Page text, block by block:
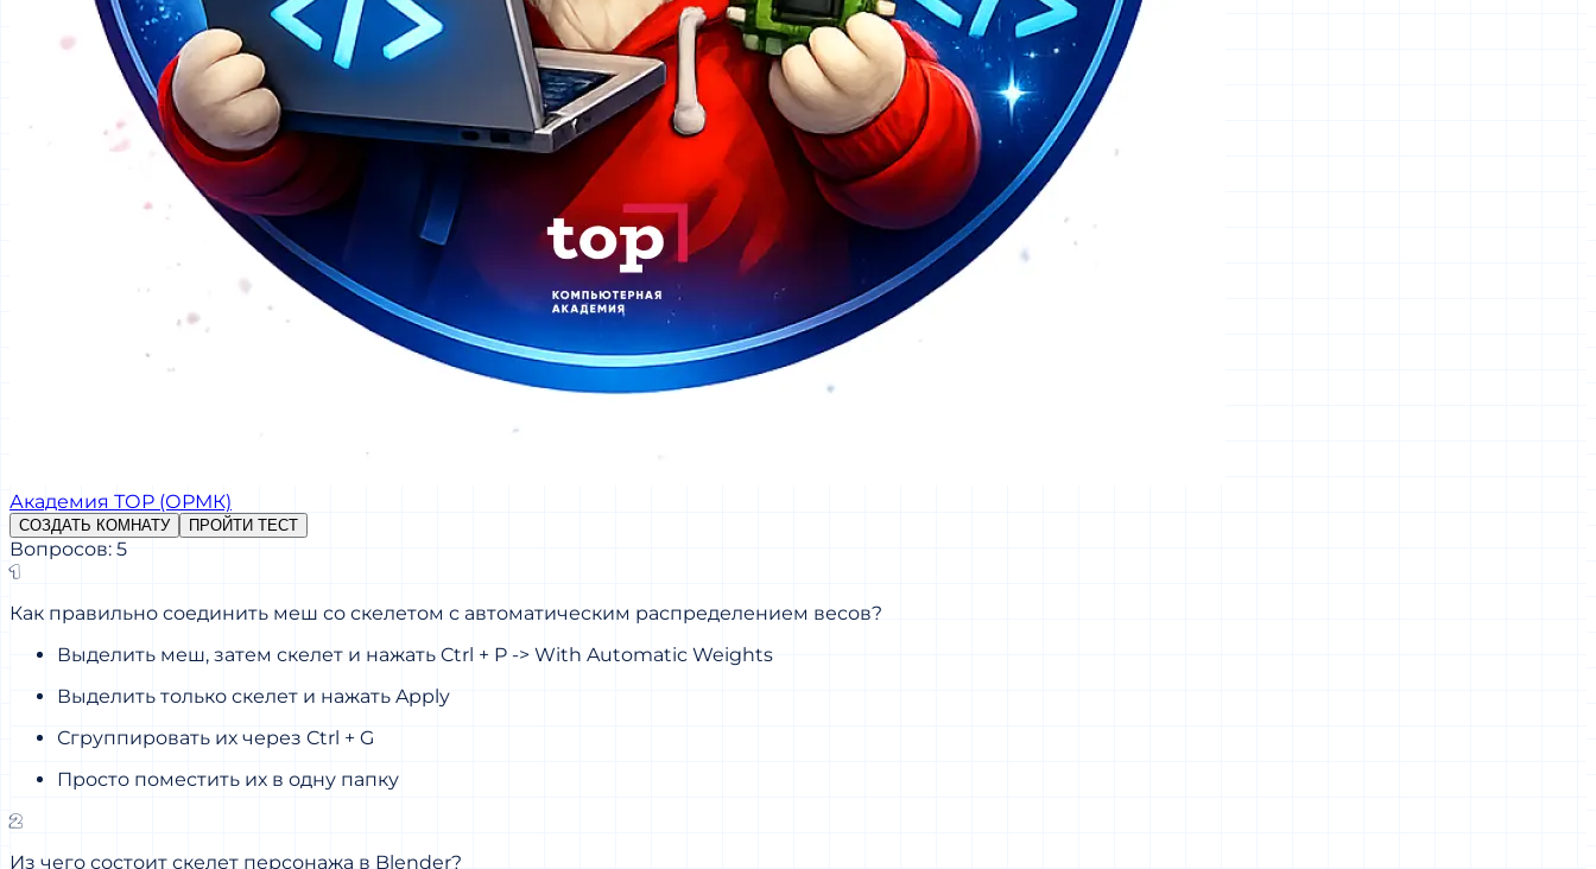
Академия ТОР (ОРМК)
СОЗДАТЬ КОМНАТУ ПРОЙТИ ТЕСТ
Вопросов: 5
1
Как правильно соединить меш со скелетом с автоматическим распределением весов?
Выделить меш, затем скелет и нажать Ctrl + P -> With Automatic Weights
Выделить только скелет и нажать Apply
Сгруппировать их через Ctrl + G
Просто поместить их в одну папку
2
Из чего состоит скелет персонажа в Blender?